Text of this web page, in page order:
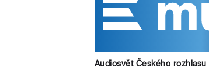
Audiosvět Českého